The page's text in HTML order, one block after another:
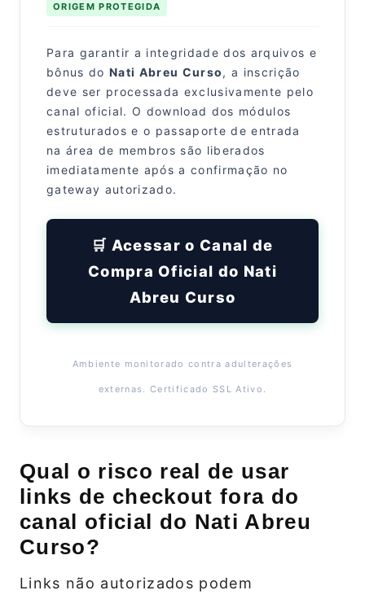
ORIGEM PROTEGIDA
Para garantir a integridade dos arquivos e
bônus do Nati Abreu Curso, a inscrição
deve ser processada exclusivamente pelo
canal oficial. O download dos módulos
estruturados e o passaporte de entrada
na área de membros são liberados
imediatamente após a confirmação no
gateway autorizado.
🛒 Acessar o Canal de
Compra Oficial do Nati
Abreu Curso
Ambiente monitorado contra adulterações
externas. Certificado SSL Ativo.
Qual o risco real de usar
links de checkout fora do
canal oficial do Nati Abreu
Curso?
Links não autorizados podem